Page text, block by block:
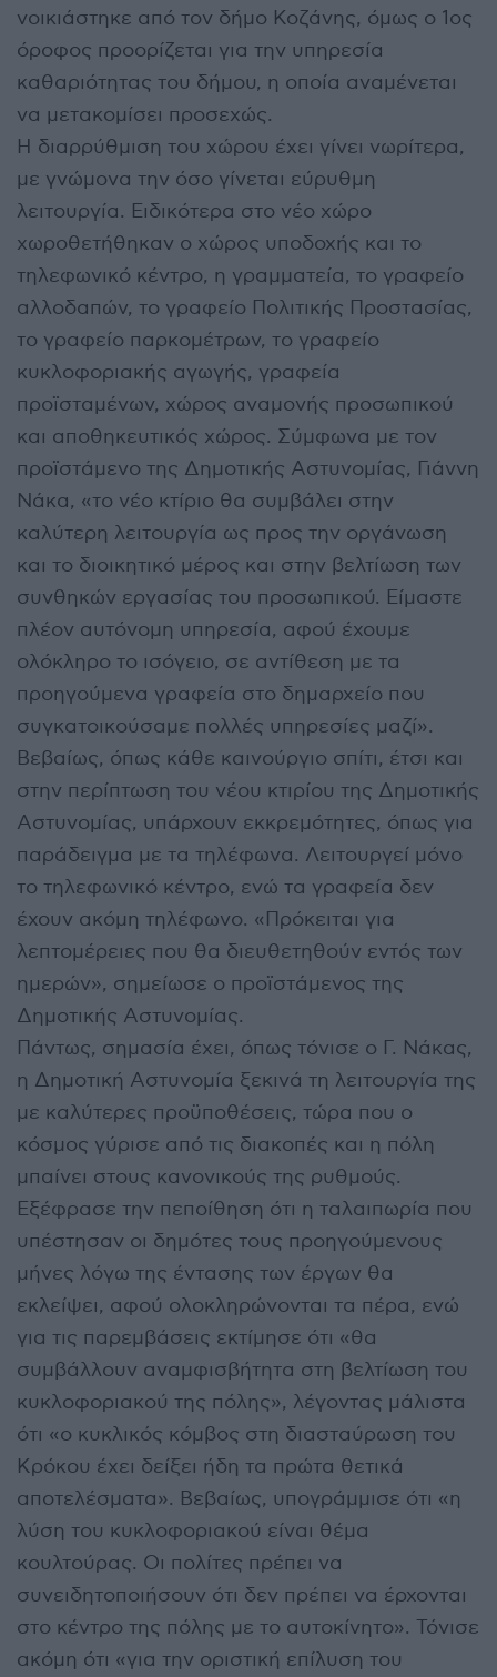
νοικιάστηκε από τον δήμο Κοζάνης, όμως ο 1ος
όροφος προορίζεται για την υπηρεσία
καθαριότητας του δήμου, η οποία αναμένεται
να μετακομίσει προσεχώς.
Η διαρρύθμιση του χώρου έχει γίνει νωρίτερα,
με γνώμονα την όσο γίνεται εύρυθμη
λειτουργία. Ειδικότερα στο νέο χώρο
χωροθετήθηκαν ο χώρος υποδοχής και το
τηλεφωνικό κέντρο, η γραμματεία, το γραφείο
αλλοδαπών, το γραφείο Πολιτικής Προστασίας,
το γραφείο παρκομέτρων, το γραφείο
κυκλοφοριακής αγωγής, γραφεία
προϊσταμένων, χώρος αναμονής προσωπικού
και αποθηκευτικός χώρος. Σύμφωνα με τον
προϊστάμενο της Δημοτικής Αστυνομίας, Γιάννη
Νάκα, «το νέο κτίριο θα συμβάλει στην
καλύτερη λειτουργία ως προς την οργάνωση
και το διοικητικό μέρος και στην βελτίωση των
συνθηκών εργασίας του προσωπικού. Είμαστε
πλέον αυτόνομη υπηρεσία, αφού έχουμε
ολόκληρο το ισόγειο, σε αντίθεση με τα
προηγούμενα γραφεία στο δημαρχείο που
συγκατοικούσαμε πολλές υπηρεσίες μαζί».
Βεβαίως, όπως κάθε καινούργιο σπίτι, έτσι και
στην περίπτωση του νέου κτιρίου της Δημοτικής
Αστυνομίας, υπάρχουν εκκρεμότητες, όπως για
παράδειγμα με τα τηλέφωνα. Λειτουργεί μόνο
το τηλεφωνικό κέντρο, ενώ τα γραφεία δεν
έχουν ακόμη τηλέφωνο. «Πρόκειται για
λεπτομέρειες που θα διευθετηθούν εντός των
ημερών», σημείωσε ο προϊστάμενος της
Δημοτικής Αστυνομίας.
Πάντως, σημασία έχει, όπως τόνισε ο Γ. Νάκας,
η Δημοτική Αστυνομία ξεκινά τη λειτουργία της
με καλύτερες προϋποθέσεις, τώρα που ο
κόσμος γύρισε από τις διακοπές και η πόλη
μπαίνει στους κανονικούς της ρυθμούς.
Εξέφρασε την πεποίθηση ότι η ταλαιπωρία που
υπέστησαν οι δημότες τους προηγούμενους
μήνες λόγω της έντασης των έργων θα
εκλείψει, αφού ολοκληρώνονται τα πέρα, ενώ
για τις παρεμβάσεις εκτίμησε ότι «θα
συμβάλλουν αναμφισβήτητα στη βελτίωση του
κυκλοφοριακού της πόλης», λέγοντας μάλιστα
ότι «ο κυκλικός κόμβος στη διασταύρωση του
Κρόκου έχει δείξει ήδη τα πρώτα θετικά
αποτελέσματα». Βεβαίως, υπογράμμισε ότι «η
λύση του κυκλοφοριακού είναι θέμα
κουλτούρας. Οι πολίτες πρέπει να
συνειδητοποιήσουν ότι δεν πρέπει να έρχονται
στο κέντρο της πόλης με το αυτοκίνητο». Τόνισε
ακόμη ότι «για την οριστική επίλυση του